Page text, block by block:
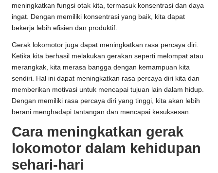
meningkatkan fungsi otak kita, termasuk konsentrasi dan daya
ingat. Dengan memiliki konsentrasi yang baik, kita dapat
bekerja lebih efisien dan produktif.
Gerak lokomotor juga dapat meningkatkan rasa percaya diri.
Ketika kita berhasil melakukan gerakan seperti melompat atau
merangkak, kita merasa bangga dengan kemampuan kita
sendiri. Hal ini dapat meningkatkan rasa percaya diri kita dan
memberikan motivasi untuk mencapai tujuan lain dalam hidup.
Dengan memiliki rasa percaya diri yang tinggi, kita akan lebih
berani menghadapi tantangan dan mencapai kesuksesan.
Cara meningkatkan gerak
lokomotor dalam kehidupan
sehari-hari